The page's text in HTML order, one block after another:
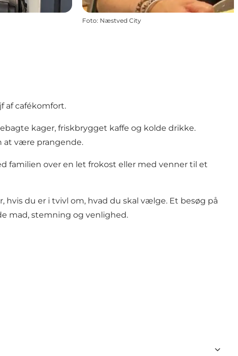
Foto: Næstved City
af cafékomfort.
kager, friskbrygget kaffe og kolde drikke.
at være prangende.
familien over en let frokost eller med venner til et
du er i tvivl om, hvad du skal vælge. Et besøg på
mad, stemning og venlighed.